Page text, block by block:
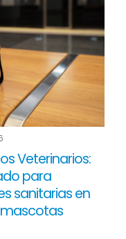
Veterinarios:
para
sanitarias en